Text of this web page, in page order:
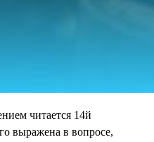
читается 14й
выражена в вопросе,